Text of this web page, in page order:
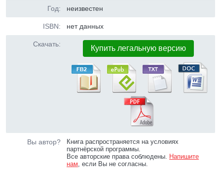
Год: неизвестен
ISBN: нет данных
Скачать: Купить легальную версию
Вы автор?
Книга распространяется на условиях
партнёрской программы.
Все авторские права соблюдены. Напишите
нам, если Вы не согласны.